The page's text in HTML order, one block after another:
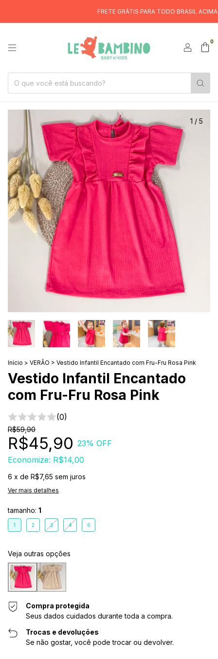
FRETE GRÁTIS PARA TODO BRASIL ACIMA
0
1 / 5
Início > VERÃO > Vestido Infantil Encantado com Fru-Fru Rosa Pink
Vestido Infantil Encantado
com Fru-Fru Rosa Pink
(0)
R$59,90
R$45,90 23% OFF
Economize: R$14,00
6 x de R$7,65 sem juros
Ver mais detalhes
tamanho: 1
1 2 3 4 6
Veja outras opções
Compra protegida
Seus dados cuidados durante toda a compra.
Trocas e devoluções
Se não gostar, você pode trocar ou devolver.